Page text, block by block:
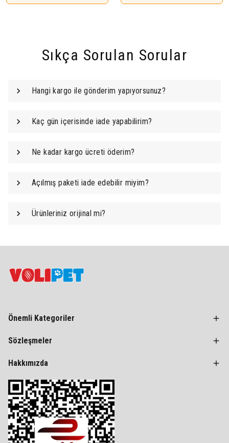
Sıkça Sorulan Sorular
Hangi kargo ile gönderim yapıyorsunuz?
Kaç gün içerisinde iade yapabilirim?
Ne kadar kargo ücreti öderim?
Açılmış paketi iade edebilir miyim?
Ürünleriniz orijinal mi?
Önemli Kategoriler
Sözleşmeler
Hakkımızda